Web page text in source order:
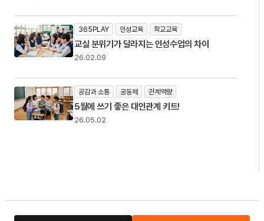
365PLAY 인성교육 학교교육
교실 분위기가 달라지는 인성수업의 차이
26.02.09
공감과 소통 공동체 관계역량
5월에 쓰기 좋은 대인관계 키트!
26.05.02